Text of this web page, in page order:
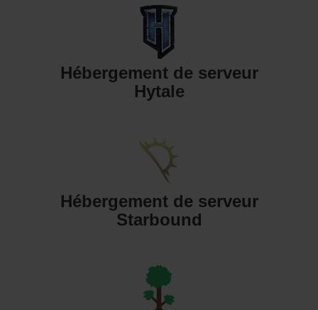
Hébergement de serveur
Hytale
Hébergement de serveur
Starbound